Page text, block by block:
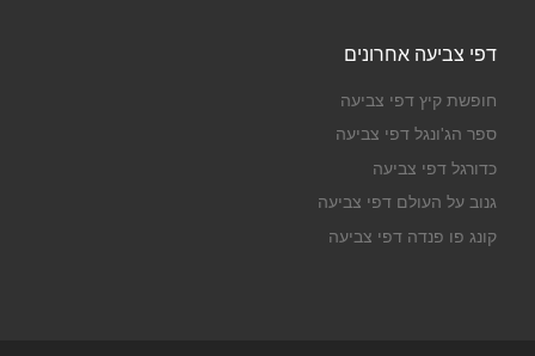
דפי צביעה אחרונים
חופשת קיץ דפי צביעה
ספר הג'ונגל דפי צביעה
כדורגל דפי צביעה
גנוב על העולם דפי צביעה
קונג פו פנדה דפי צביעה